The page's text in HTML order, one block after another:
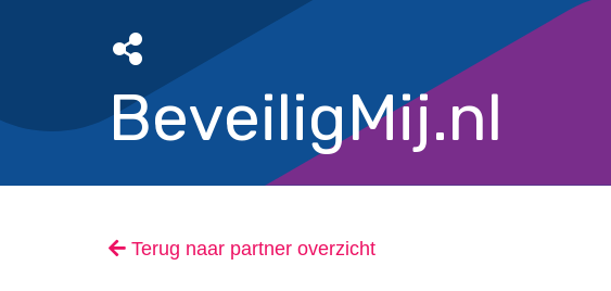
BeveiligMij.nl
Terug naar partner overzicht